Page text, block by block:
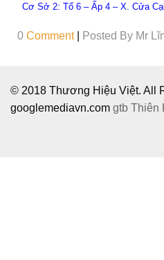
Cơ Sở 2: Tổ 6 – Ấp 4 – X. Cửa
0 Comment Posted By Mr
© 2018 Thương Hiệu Việt. All
googlemediavn.com gtb Thiên